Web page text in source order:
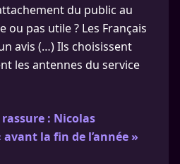
du public au
ou pas utile ? Les Français
avis (…) Ils choisissent
les antennes du service
: Nicolas
la fin de l’année »